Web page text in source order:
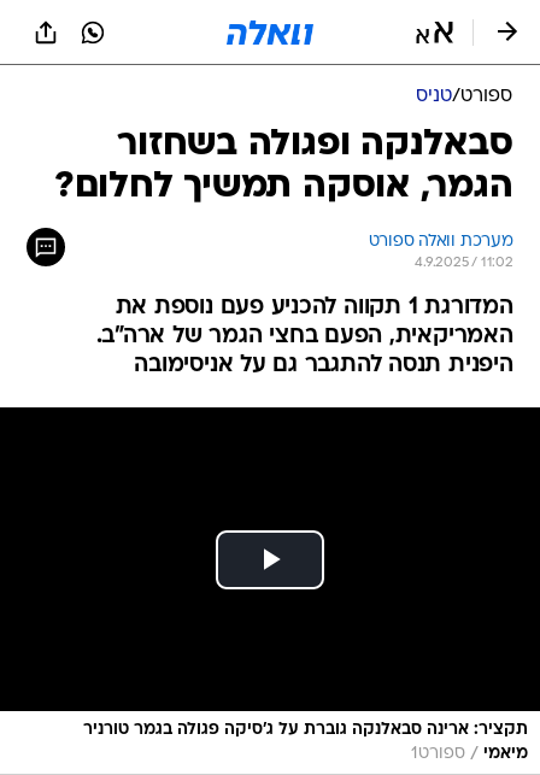
ספורט/טניס
סבאלנקה ופגולה בשחזור
הגמר, אוסקה תמשיך לחלום?
מערכת וואלה ספורט
4.9.2025 / 11:02
המדורגת 1 תקווה להכניע פעם נוספת את
האמריקאית, הפעם בחצי הגמר של ארה"ב.
היפנית תנסה להתגבר גם על אניסימובה
תקציר: ארינה סבאלנקה גוברת על ג'סיקה פגולה בגמר טורניר
מיאמי / ספורט1